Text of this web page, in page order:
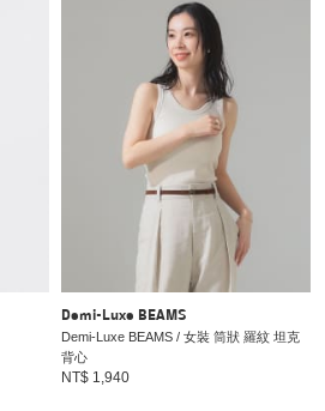
Demi-Luxe BEAMS
Demi-Luxe BEAMS / 女裝 筒狀 羅紋 坦克
背心
NT$ 1,940